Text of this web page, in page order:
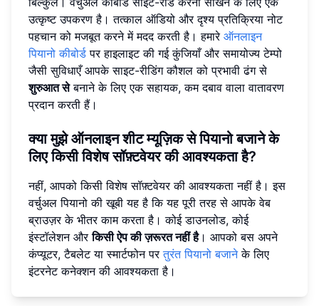
उत्कृष्ट उपकरण है। तत्काल ऑडियो और दृश्य प्रतिक्रिया नोट
पहचान को मजबूत करने में मदद करती है। हमारे ऑनलाइन
पियानो कीबोर्ड पर हाइलाइट की गई कुंजियाँ और समायोज्य टेम्पो
जैसी सुविधाएँ आपके साइट-रीडिंग कौशल को प्रभावी ढंग से
शुरुआत सेबनाने के लिए एक सहायक, कम दबाव वाला वातावरण
प्रदान करती हैं।
क्या मुझे ऑनलाइन शीट म्यूज़िक से पियानो बजाने के
लिए किसी विशेष सॉफ़्टवेयर की आवश्यकता है?
नहीं, आपको किसी विशेष सॉफ़्टवेयर की आवश्यकता नहीं है। इस
वर्चुअल पियानो की खूबी यह है कि यह पूरी तरह से आपके वेब
ब्राउज़र के भीतर काम करता है। कोई डाउनलोड, कोई
इंस्टॉलेशन औरकिसी ऐप की ज़रूरत नहीं है। आपको बस अपने
कंप्यूटर, टैबलेट या स्मार्टफोन परतुरंत पियानो बजानेके लिए
इंटरनेट कनेक्शन की आवश्यकता है।